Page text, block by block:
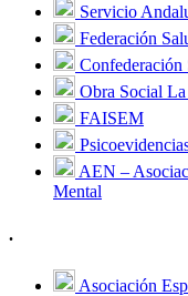
Servicio
Federación
Confederación
Obra Social
FAISEM
AEN –
Mental
.
Asociación